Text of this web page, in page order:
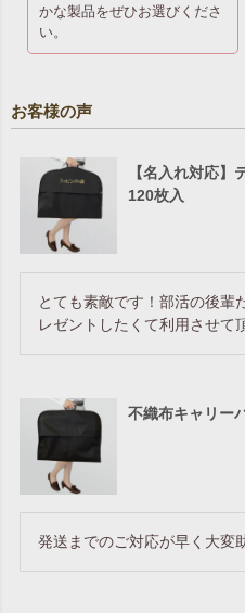
かな製品をぜひお選びくださ
い。
お客様の声
【名入れ対応】
120枚入
とても素敵です！部活の後輩
レゼントしたくて利用させて
不織布キャリー
発送までのご対応が早く大変